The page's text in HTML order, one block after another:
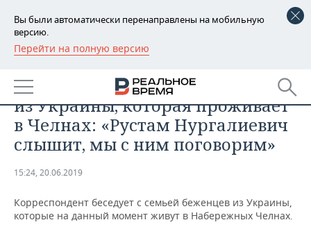
Вы были автоматически перенаправлены на мобильную
версию.
Перейти на полную версию
РЕГИОНЫ
БАШКОРТОСТАН
ТАТАРСТАН
УДМУРТИЯ
НОВОСТИ
АНАЛИТИКА
НОВОСТИ АНАЛИТИКИ
ДЕКЛАРАЦИИ О ДОХОДАХ
КОРОЛИ ГОСЗАКАЗА ПФО
ЭКОНОМИКА
НОВОСТИ ЭКОНОМИКИ
ФИНАНСЫ
ПРОМЫШЛЕННОСТЬ
НОВОСТИ
ПРОМЫШЛЕННОСТИ
НЕДВИЖИМОСТЬ
Путин ответил семье беженцев
из Украины, которая проживает
в Челнах: «Рустам Нургалиевич
слышит, мы с ним поговорим»
15:24, 20.06.2019
Корреспондент беседует с семьей беженцев из Украины,
которые на данный момент живут в Набережных Челнах.